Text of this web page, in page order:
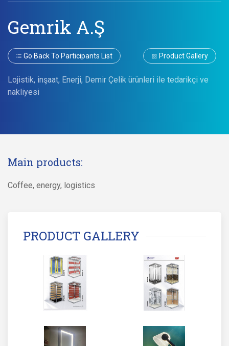
Gemrik A.Ş
Go Back To Participants List Product Gallery
Lojistik, inşaat, Enerji, Demir Çelik ürünleri ile tedarikçi ve
nakliyesi
Main products:
Coffee, energy, logistics
PRODUCT GALLERY